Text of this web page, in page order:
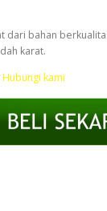
dari bahan
karat.
Hubungi kami